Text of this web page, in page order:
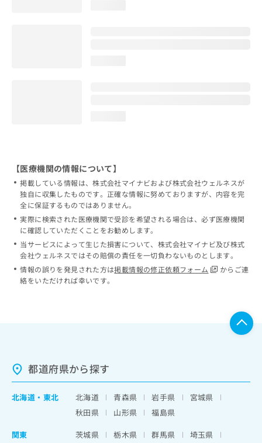
【医療機関の情報について】
掲載している情報は、株式会社マイナビおよび株式会社ウェルネスが
独自に収集したものです。正確な情報に努めておりますが、内容を完
全に保証するものではありません。
実際に検索された医療機関で受診を希望される場合は、必ず医療機関
に確認していただくことをお勧めします。
当サービスによって生じた損害について、株式会社マイナビ及び株式
会社ウェルネスではその賠償の責任を一切負わないものとします。
情報の誤りを発見された方は掲載情報の修正依頼フォーム
からご連
絡をいただければ幸いです。
都道府県から探す
北海道 ・ 東北 北海道 青森県 岩手県
宮城県
秋田県
山形県
福島県
関東
茨城県 栃木県 群馬県
埼玉県